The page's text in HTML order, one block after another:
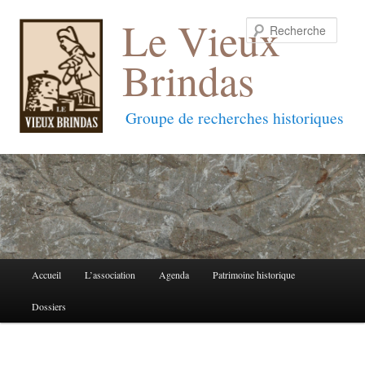
Le Vieux
Brindas
Groupe de recherches historiques
Aller
au
Aller
au
Accueil L’association Agenda Patrimoine historique
Dossiers